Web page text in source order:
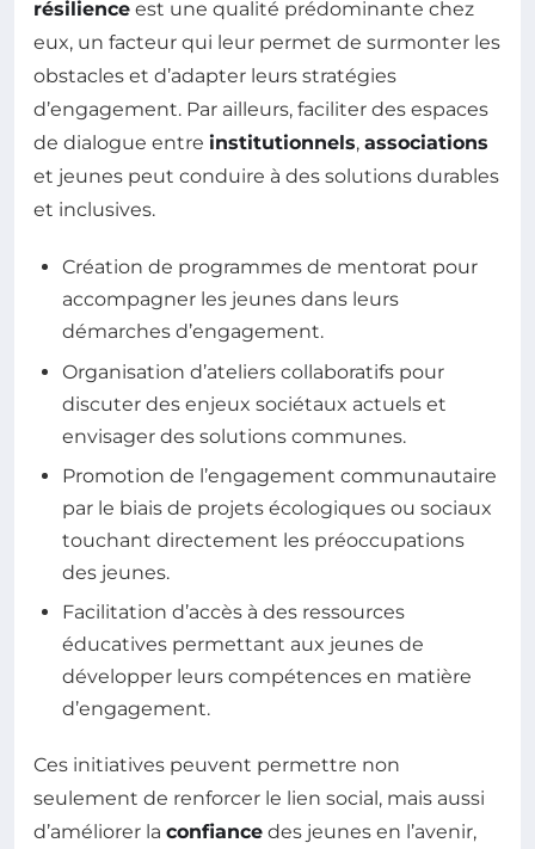
résilience est une qualité prédominante chez
eux, un facteur qui leur permet de surmonter les
obstacles et d’adapter leurs stratégies
d’engagement. Par ailleurs, faciliter des espaces
de dialogue entre institutionnels, associations
et jeunes peut conduire à des solutions durables
et inclusives.
Création de programmes de mentorat pour
accompagner les jeunes dans leurs
démarches d’engagement.
Organisation d’ateliers collaboratifs pour
discuter des enjeux sociétaux actuels et
envisager des solutions communes.
Promotion de l’engagement communautaire
par le biais de projets écologiques ou sociaux
touchant directement les préoccupations
des jeunes.
Facilitation d’accès à des ressources
éducatives permettant aux jeunes de
développer leurs compétences en matière
d’engagement.
Ces initiatives peuvent permettre non
seulement de renforcer le lien social, mais aussi
d’améliorer la confiance des jeunes en l’avenir,